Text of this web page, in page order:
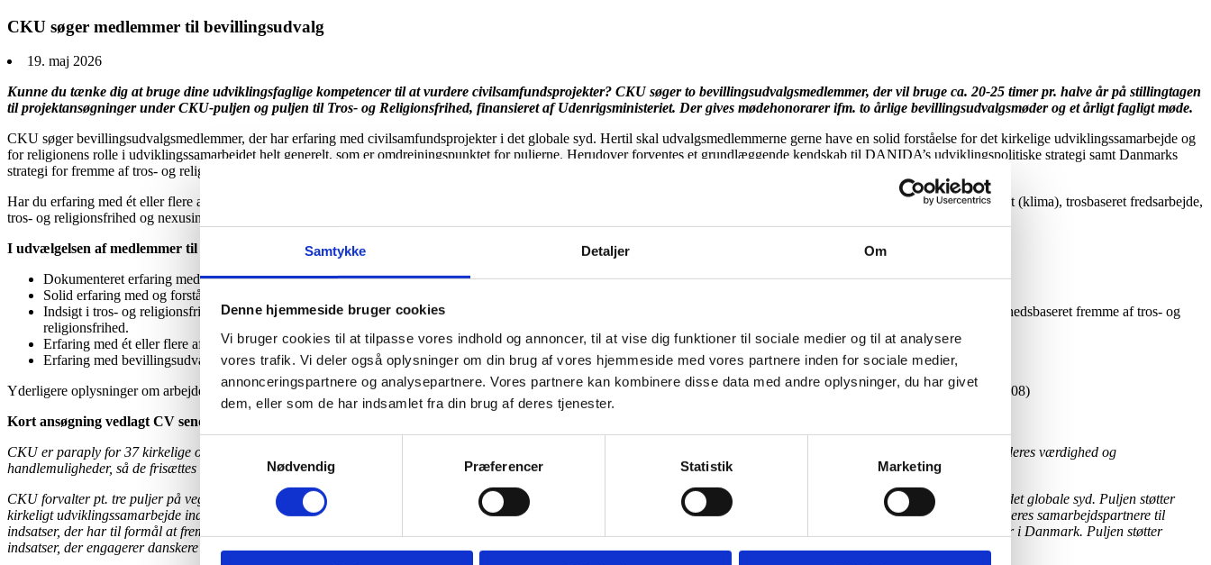
Samtykke Detaljer Om
Denne hjemmeside bruger cookies
Vi bruger cookies til at tilpasse vores indhold og annoncer, til at vise dig funktioner til sociale medier og til at analysere
vores trafik. Vi deler også oplysninger om din brug af vores hjemmeside med vores partnere inden for sociale medier,
annonceringspartnere og analysepartnere. Vores partnere kan kombinere disse data med andre oplysninger, du har givet
dem, eller som de har indsamlet fra din brug af deres tjenester.
Nødvendig
Præferencer Statistik Marketing
CKU søger medlemmer til bevillingsudvalg
19. maj 2026
Kunne du tænke dig at bruge dine udviklingsfaglige kompetencer til at vurdere civilsamfundsprojekter? CKU søger to bevillingsudvalgsmedlemmer, der vil bruge ca. 20-25 timer pr. halve år på stillingtagen
til projektansøgninger under CKU-puljen og puljen til Tros- og Religionsfrihed, finansieret af Udenrigsministeriet. Der gives mødehonorarer ifm. to årlige bevillingsudvalgsmøder og et årligt fagligt møde.
CKU søger bevillingsudvalgsmedlemmer, der har erfaring med civilsamfundsprojekter i det globale syd. Hertil skal udvalgsmedlemmerne gerne have en solid forståelse for det kirkelige udviklingssamarbejde og
for religionens rolle i udviklingssamarbejdet helt generelt, som er omdrejningspunktet for puljerne. Herudover forventes et grundlæggende kendskab til DANIDA’s udviklingspolitiske strategi samt Danmarks
strategi for fremme af tros- og religionsfrihed – sidstnævnte er grundlaget for puljen for Tros- og Religionsfrihed.
Har du erfaring med ét eller flere af følgende temaer, som figurerer i ansøgningsporteføljerne under puljerne, er det også en fordel. F.eks. børnebeskyttelse, værn om skaberværket (klima), trosbaseret fredsarbejde,
tros- og religionsfrihed og nexusindsatser i tilknytning til Danmarks Naboskabsprogram.
I udvælgelsen af medlemmer til bevillingsudvalget vil der blive lagt vægt på:
Dokumenteret erfaring med formulering, vurdering og gennemførsel af udviklingsindsatser i civilsamfundet i det globale syd.
Solid erfaring med og forståelse for de kirkelige organisationer, andre trosbaserede aktører og deres indsatser og arbejdsformer ude og hjemme.
Indsigt i tros- og religionsfrihed som formuleret i FN´s menneskerettighedserklæringer og Danmarks strategi for fremme af tros- og religionsfrihed samt erfaring med rettighedsbaseret fremme af tros- og
religionsfrihed.
Erfaring med ét eller flere af ansøgningsporteføljernes temaer.
Erfaring med bevillingsudvalg eller tilsvarende, og evne til at levere rettidigt i et system med deadlines.
Yderligere oplysninger om arbejdet som medlem af bevillingsudvalget fås ved henvendelse til: Koordinator for bevillingssystemet Birgitte Stieper Buskov (bbu@cku.dk/ 81724008)
Kort ansøgning vedlagt CV sendes til
CKU er paraply for 37 kirkelige og trosbaserede organisationer og 120 partnere i 40 lande. Vi ønsker, at verdens fattigste oplever en grundlæggende forandring og styrkelse af deres værdighed og
handlemuligheder, så de frisættes til et bedre liv.
CKU forvalter pt. tre puljer på vegne af Udenrigsministeriet: CKU-puljen på 30 mio. kr. årligt, som kun CKU’s medlemmer kan søge sammen med deres samarbejdspartnere i det globale syd. Puljen støtter
kirkeligt udviklingssamarbejde inden for alle Verdensmål. Puljen for Tros- og Religionsfrihed på 15 mio. kr. årligt, der kan søges af alle danske civilsamfundsorganisationer og deres samarbejdspartnere til
indsatser, der har til formål at fremme tros- og religionsfrihed. GLOBUS-puljen på 18,8 mio. kr. årligt, som kan søges af civilsamfundsorganisationer og uddannelsesinstitutioner i Danmark. Puljen støtter
indsatser, der engagerer danskere under uddannelse i globale udviklingsspørgsmål.